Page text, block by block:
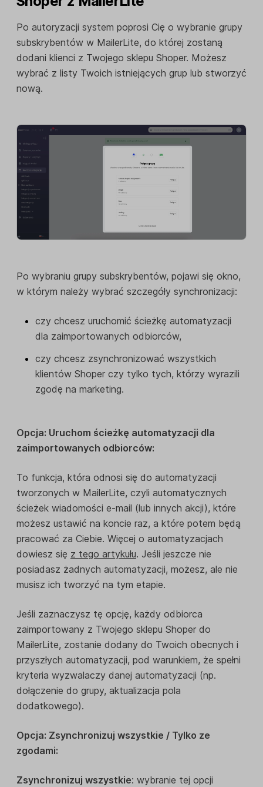
Po autoryzacji system poprosi Cię o wybranie grupy
subskrybentów w MailerLite, do której zostaną
dodani klienci z Twojego sklepu Shoper. Możesz
wybrać z listy Twoich istniejących grup lub stworzyć
nową.
Po wybraniu grupy subskrybentów, pojawi się okno,
w którym należy wybrać szczegóły synchronizacji:
czy chcesz uruchomić ścieżkę automatyzacji
dla zaimportowanych odbiorców,
czy chcesz zsynchronizować wszystkich
klientów Shoper czy tylko tych, którzy wyrazili
zgodę na marketing.
Opcja: Uruchom ścieżkę automatyzacji dla
zaimportowanych odbiorców:
To funkcja, która odnosi się do automatyzacji
tworzonych w MailerLite, czyli automatycznych
ścieżek wiadomości e-mail (lub innych akcji), które
możesz ustawić na koncie raz, a które potem będą
pracować za Ciebie. Więcej o automatyzacjach
dowiesz się z tego artykułu. Jeśli jeszcze nie
posiadasz żadnych automatyzacji, możesz, ale nie
musisz ich tworzyć na tym etapie.
Jeśli zaznaczysz tę opcję, każdy odbiorca
zaimportowany z Twojego sklepu Shoper do
MailerLite, zostanie dodany do Twoich obecnych i
przyszłych automatyzacji, pod warunkiem, że spełni
kryteria wyzwalaczy danej automatyzacji (np.
dołączenie do grupy, aktualizacja pola
dodatkowego).
Opcja: Zsynchronizuj wszystkie / Tylko ze
zgodami:
Zsynchronizuj wszystkie: wybranie tej opcji